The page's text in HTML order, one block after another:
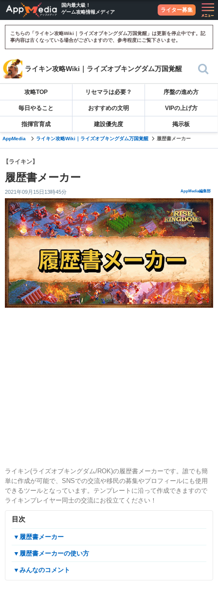
国内最大級！
ゲーム攻略情報メディア
ライター募集
こちらの「ライキン攻略Wiki｜ライズオブキングダム万国覚醒」は更新を停止中です。記
事内容は古くなっている場合がございますので、参考程度にご覧下さいませ。
ライキン攻略Wiki｜ライズオブキングダム万国覚醒
攻略TOP リセマラは必要？ 序盤の進め方
毎日やること おすすめの文明 VIPの上げ方
指揮官育成 建設優先度 掲示板
AppMedia ライキン攻略Wiki｜ライズオブキングダム万国覚醒 履歴書メーカー
【ライキン】
履歴書メーカー
2021年09月15日13時45分 AppMedia編集部
ライキン(ライズオブキングダム/ROK)の履歴書メーカーです。誰でも簡
単に作成が可能で、SNSでの交流や移民の募集やプロフィールにも使用
できるツールとなっています。テンプレートに沿って作成できますので
ライキンプレイヤー同士の交流にお役立てください！
目次
▼履歴書メーカー
▼履歴書メーカーの使い方
▼みんなのコメント